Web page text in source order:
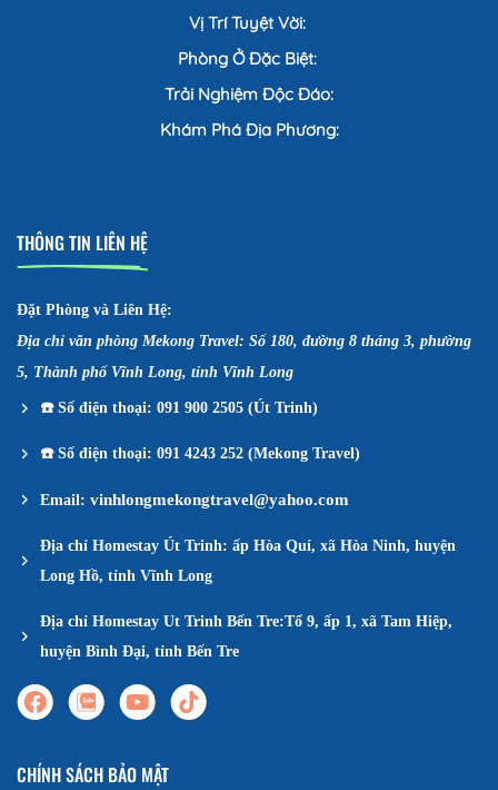
Vị Trí Tuyệt Vời:
Phòng Ở Đặc Biệt:
Trải Nghiệm Độc Đáo:
Khám Phá Địa Phương:
THÔNG TIN LIÊN HỆ
Đặt Phòng và Liên Hệ:
Địa chỉ văn phòng Mekong Travel: Số 180, đường 8 tháng 3, phường
5, Thành phố Vĩnh Long, tỉnh Vĩnh Long
☎️Số điện thoại: 091 900 2505 (Út Trinh)
☎️Số điện thoại: 091 4243 252 (Mekong Travel)
Email: vinhlongmekongtravel@yahoo.com
Địa chỉ Homestay Út Trinh: ấp Hòa Quí, xã Hòa Ninh, huyện
Long Hồ, tỉnh Vĩnh Long
Địa chỉ Homestay Ut Trinh Bến Tre:Tổ 9, ấp 1, xã Tam Hiệp,
huyện Bình Đại, tỉnh Bến Tre
CHÍNH SÁCH BẢO MẬT